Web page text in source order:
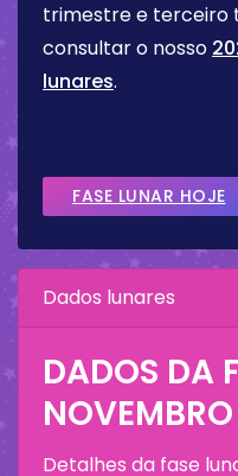
trimestre e terceiro
consultar o nosso
lunares.
FASE LUNAR HOJE
Dados lunares
DADOS DA
Detalhes da fase